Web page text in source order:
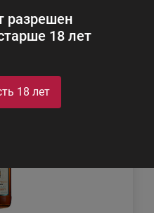
разрешен
18 лет
18 лет